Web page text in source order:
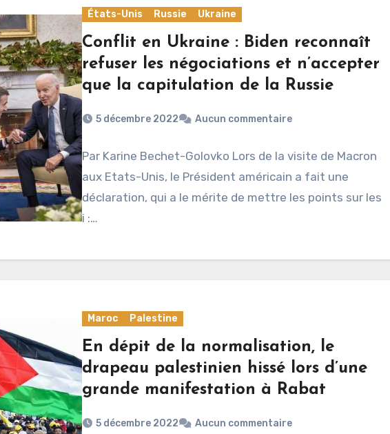
États-Unis Russie Ukraine
Conflit en Ukraine : Biden reconnaît
refuser les négociations et n’accepter
que la capitulation de la Russie
5 décembre 2022 Aucun commentaire
Par Karine Bechet-Golovko Lors de la visite de Macron
aux Etats-Unis, le Président américain a fait une
déclaration, qui a le mérite de mettre les points sur les
i :…
Maroc Palestine
En dépit de la normalisation, le
drapeau palestinien hissé lors d’une
grande manifestation à Rabat
5 décembre 2022 Aucun commentaire